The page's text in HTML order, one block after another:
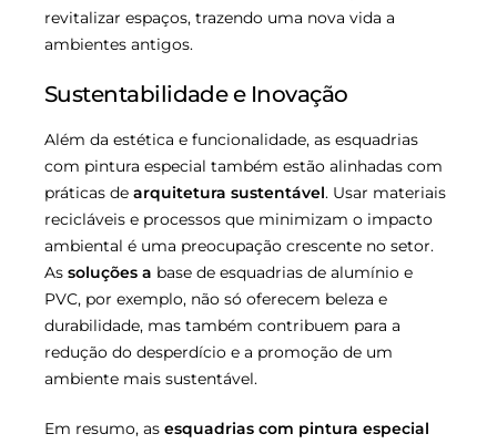
revitalizar espaços, trazendo uma nova vida a
ambientes antigos.
Sustentabilidade e Inovação
Além da estética e funcionalidade, as esquadrias
com pintura especial também estão alinhadas com
práticas de arquitetura sustentável. Usar materiais
recicláveis e processos que minimizam o impacto
ambiental é uma preocupação crescente no setor.
As soluções a base de esquadrias de alumínio e
PVC, por exemplo, não só oferecem beleza e
durabilidade, mas também contribuem para a
redução do desperdício e a promoção de um
ambiente mais sustentável.
Em resumo, as esquadrias com pintura especial